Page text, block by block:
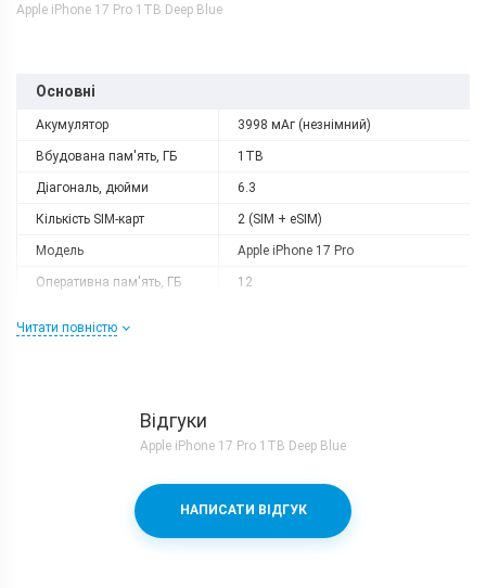
Apple iPhone 17 Pro 1TB Deep Blue
Основні
Акумулятор 3998 мАг (незнімний)
Вбудована пам'ять, ГБ 1TB
Діагональ, дюйми 6.3
Кількість SIM-карт 2 (SIM + eSIM)
Модель Apple iPhone 17 Pro
Оперативна пам'ять, ГБ 12
6
4K 120fps
Читати повністю
Відгуки
Apple iPhone 17 Pro 1TB Deep Blue
НАПИСАТИ ВІДГУК